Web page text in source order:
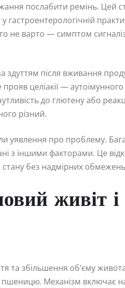
послабити ремінь. Цей
не варто — симптом
здуттям після вживання
целіакії —
до глютену або
різний.
уявлення про проблему.
з іншими факторами. Це
без надмірних
живіт і
та збільшення об’єму
Механізм включає